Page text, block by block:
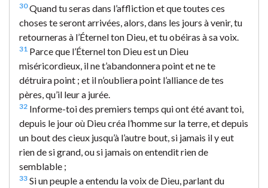
30Quand tu seras dans l’affliction et que toutes ces
choses te seront arrivées, alors, dans les jours à venir, tu
retourneras à l’Éternel ton Dieu, et tu obéiras à sa voix.
31 Parce que l’Éternel ton Dieu est un Dieu
miséricordieux, il ne t’abandonnera point et ne te
détruira point ; et il n’oubliera point l’alliance de tes
pères, qu’il leur a jurée.
32 Informe-toi des premiers temps qui ont été avant toi,
depuis le jour où Dieu créa l’homme sur la terre, et depuis
un bout des cieux jusqu’à l’autre bout, si jamais il y eut
rien de si grand, ou si jamais on entendit rien de
semblable ;
33 Si un peuple a entendu la voix de Dieu, parlant du